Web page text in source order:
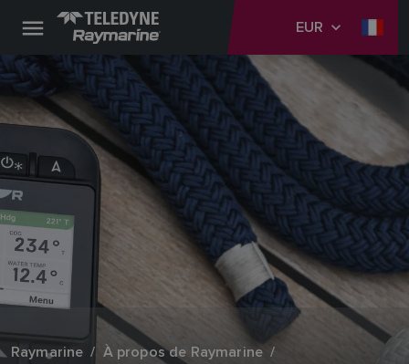
EUR
Raymarine
À propos de Raymarine